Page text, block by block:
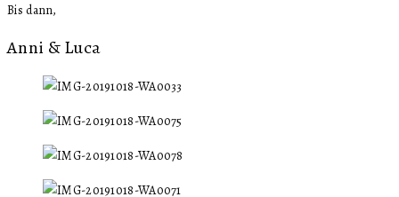
Bis dann,
Anni & Luca